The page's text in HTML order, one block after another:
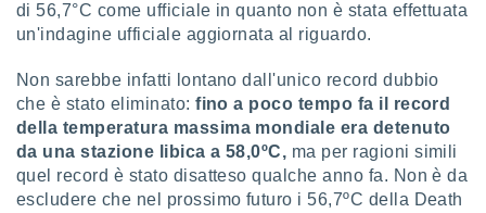
di 56,7°C come ufficiale in quanto non è stata effettuata
un'indagine ufficiale aggiornata al riguardo.
Non sarebbe infatti lontano dall'unico record dubbio
che è stato eliminato:fino a poco tempo fa il record
della temperatura massima mondiale era detenuto
da una stazione libica a 58,0ºC, ma per ragioni simili
quel record è stato disatteso qualche anno fa. Non è da
escludere che nel prossimo futuro i 56,7ºC della Death